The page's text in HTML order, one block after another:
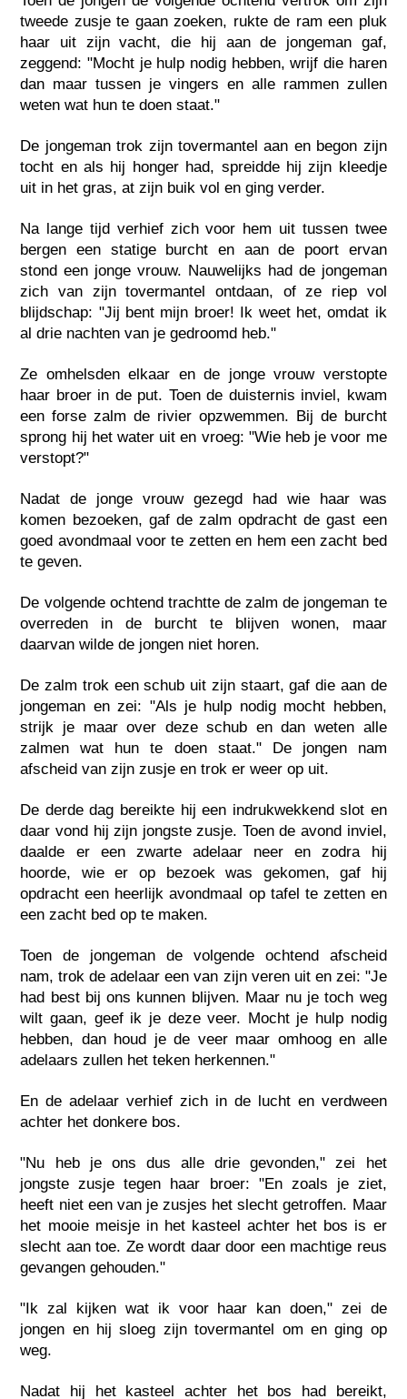
tweede zusje te gaan zoeken, rukte de ram een pluk
haar uit zijn vacht, die hij aan de jongeman gaf,
zeggend: "Mocht je hulp nodig hebben, wrijf die haren
dan maar tussen je vingers en alle rammen zullen
weten wat hun te doen staat."
De jongeman trok zijn tovermantel aan en begon zijn
tocht en als hij honger had, spreidde hij zijn kleedje
uit in het gras, at zijn buik vol en ging verder.
Na lange tijd verhief zich voor hem uit tussen twee
bergen een statige burcht en aan de poort ervan
stond een jonge vrouw. Nauwelijks had de jongeman
zich van zijn tovermantel ontdaan, of ze riep vol
blijdschap: "Jij bent mijn broer! Ik weet het, omdat ik
al drie nachten van je gedroomd heb."
Ze omhelsden elkaar en de jonge vrouw verstopte
haar broer in de put. Toen de duisternis inviel, kwam
een forse zalm de rivier opzwemmen. Bij de burcht
sprong hij het water uit en vroeg: "Wie heb je voor me
verstopt?"
Nadat de jonge vrouw gezegd had wie haar was
komen bezoeken, gaf de zalm opdracht de gast een
goed avondmaal voor te zetten en hem een zacht bed
te geven.
De volgende ochtend trachtte de zalm de jongeman te
overreden in de burcht te blijven wonen, maar
daarvan wilde de jongen niet horen.
De zalm trok een schub uit zijn staart, gaf die aan de
jongeman en zei: "Als je hulp nodig mocht hebben,
strijk je maar over deze schub en dan weten alle
zalmen wat hun te doen staat." De jongen nam
afscheid van zijn zusje en trok er weer op uit.
De derde dag bereikte hij een indrukwekkend slot en
daar vond hij zijn jongste zusje. Toen de avond inviel,
daalde er een zwarte adelaar neer en zodra hij
hoorde, wie er op bezoek was gekomen, gaf hij
opdracht een heerlijk avondmaal op tafel te zetten en
een zacht bed op te maken.
Toen de jongeman de volgende ochtend afscheid
nam, trok de adelaar een van zijn veren uit en zei: "Je
had best bij ons kunnen blijven. Maar nu je toch weg
wilt gaan, geef ik je deze veer. Mocht je hulp nodig
hebben, dan houd je de veer maar omhoog en alle
adelaars zullen het teken herkennen."
En de adelaar verhief zich in de lucht en verdween
achter het donkere bos.
"Nu heb je ons dus alle drie gevonden," zei het
jongste zusje tegen haar broer: "En zoals je ziet,
heeft niet een van je zusjes het slecht getroffen. Maar
het mooie meisje in het kasteel achter het bos is er
slecht aan toe. Ze wordt daar door een machtige reus
gevangen gehouden."
"Ik zal kijken wat ik voor haar kan doen," zei de
jongen en hij sloeg zijn tovermantel om en ging op
weg.
Nadat hij het kasteel achter het bos had bereikt,